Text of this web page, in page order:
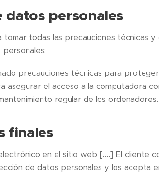
datos personales
todas las precauciones técnicas y
precauciones técnicas para
asegurar el acceso a la computadora
regular de los ordenadores.
finales
en el sitio web [….] El cliente
de datos personales y los acepta